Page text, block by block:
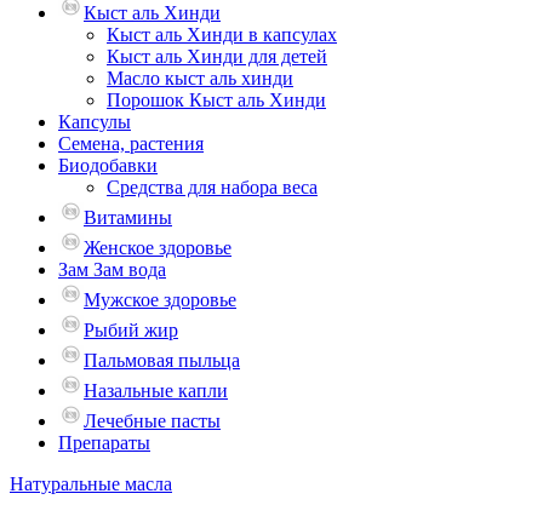
Кыст аль Хинди
Кыст аль Хинди в капсулах
Кыст аль Хинди для детей
Масло кыст аль хинди
Порошок Кыст аль Хинди
Капсулы
Семена, растения
Биодобавки
Средства для набора веса
Витамины
Женское здоровье
Зам Зам вода
Мужское здоровье
Рыбий жир
Пальмовая пыльца
Назальные капли
Лечебные пасты
Препараты
Натуральные масла